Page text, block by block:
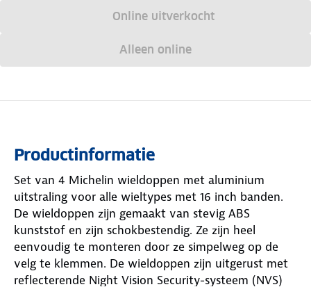
Online uitverkocht
Alleen online
Productinformatie
Set van 4 Michelin wieldoppen met aluminium
uitstraling voor alle wieltypes met 16 inch banden.
De wieldoppen zijn gemaakt van stevig ABS
kunststof en zijn schokbestendig. Ze zijn heel
eenvoudig te monteren door ze simpelweg op de
velg te klemmen. De wieldoppen zijn uitgerust met
reflecterende Night Vision Security-systeem (NVS)